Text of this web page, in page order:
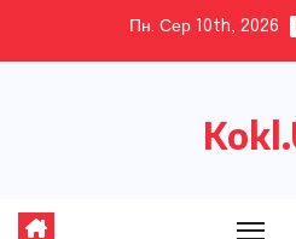
Пн. Сер 10th, 2026